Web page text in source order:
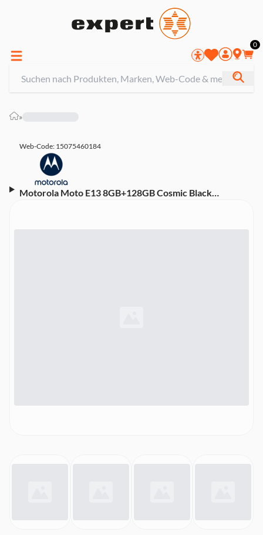
0
»
Web-Code: 15075460184
Motorola Moto E13 8GB+128GB Cosmic Black